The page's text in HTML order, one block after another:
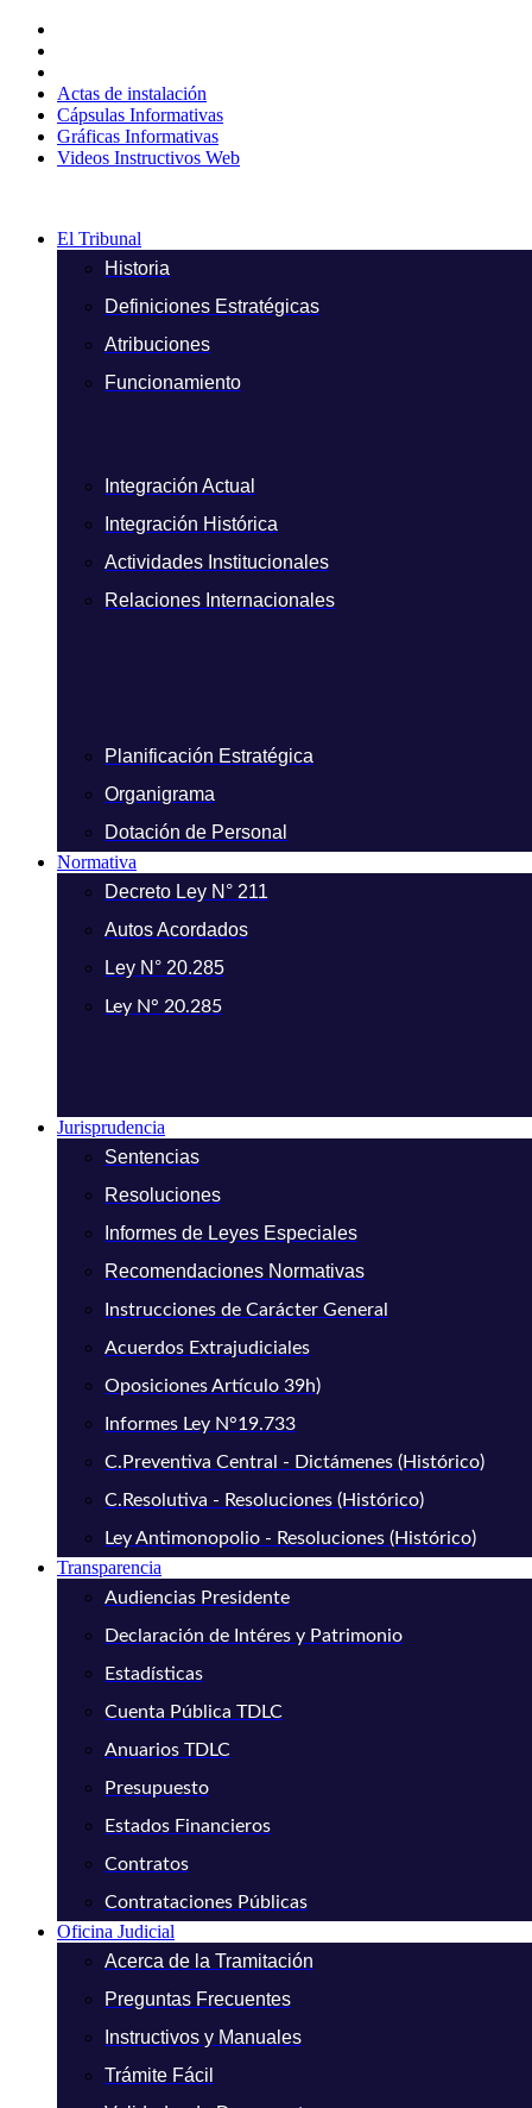
contenido
Actas de instalación
Cápsulas Informativas
Gráficas Informativas
Videos Instructivos Web
El Tribunal
Historia
Definiciones Estratégicas
Atribuciones
Funcionamiento
Integración Actual
Integración Histórica
Actividades Institucionales
Relaciones Internacionales
Planificación Estratégica
Organigrama
Dotación de Personal
Normativa
Decreto Ley N° 211
Autos Acordados
Ley N° 20.285
Ley N° 20.285
Jurisprudencia
Sentencias
Resoluciones
Informes de Leyes Especiales
Recomendaciones Normativas
Instrucciones de Carácter General
Acuerdos Extrajudiciales
Oposiciones Artículo 39h)
Informes Ley N°19.733
C.Preventiva Central - Dictámenes (Histórico)
C.Resolutiva - Resoluciones (Histórico)
Ley Antimonopolio - Resoluciones (Histórico)
Transparencia
Audiencias Presidente
Declaración de Intéres y Patrimonio
Estadísticas
Cuenta Pública TDLC
Anuarios TDLC
Presupuesto
Estados Financieros
Contratos
Contrataciones Públicas
Oficina Judicial
Acerca de la Tramitación
Preguntas Frecuentes
Instructivos y Manuales
Trámite Fácil